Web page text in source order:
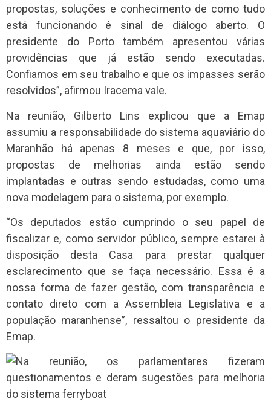
propostas, soluções e conhecimento de como tudo
está funcionando é sinal de diálogo aberto. O
presidente do Porto também apresentou várias
providências que já estão sendo executadas.
Confiamos em seu trabalho e que os impasses serão
resolvidos”, afirmou Iracema vale.
Na reunião, Gilberto Lins explicou que a Emap
assumiu a responsabilidade do sistema aquaviário do
Maranhão há apenas 8 meses e que, por isso,
propostas de melhorias ainda estão sendo
implantadas e outras sendo estudadas, como uma
nova modelagem para o sistema, por exemplo.
“Os deputados estão cumprindo o seu papel de
fiscalizar e, como servidor público, sempre estarei à
disposição desta Casa para prestar qualquer
esclarecimento que se faça necessário. Essa é a
nossa forma de fazer gestão, com transparência e
contato direto com a Assembleia Legislativa e a
população maranhense”, ressaltou o presidente da
Emap.